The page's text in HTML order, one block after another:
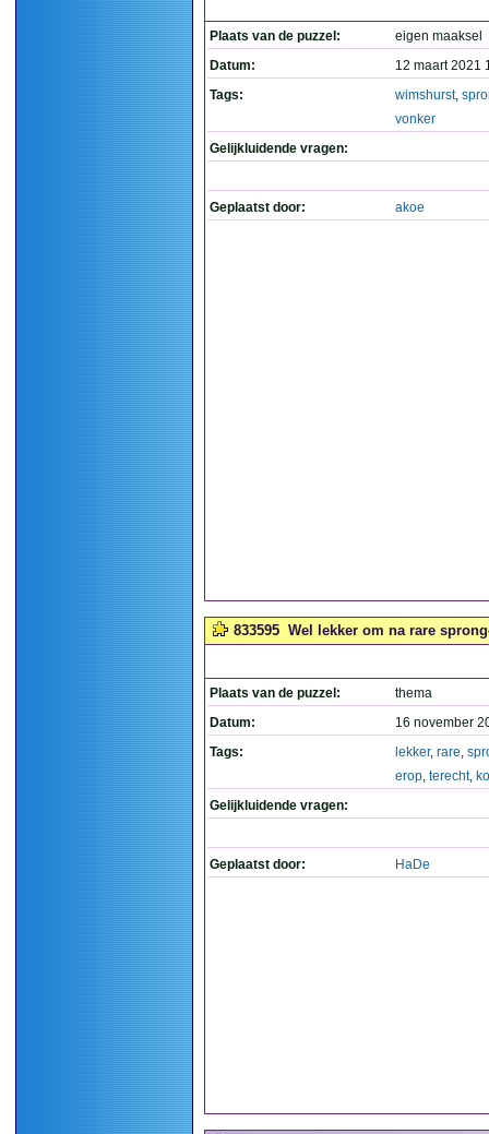
Plaats van de puzzel:
eigen maaksel
Datum:
12 maart 2021
Tags:
wimshurst,
vonker
Gelijkluidende vragen:
Geplaatst door: akoe
833595 Wel lekker om na rare
Plaats van de puzzel:
thema
Datum:
16 november
Tags:
lekker, rare,
erop, terecht,
Gelijkluidende vragen:
Geplaatst door: HaDe